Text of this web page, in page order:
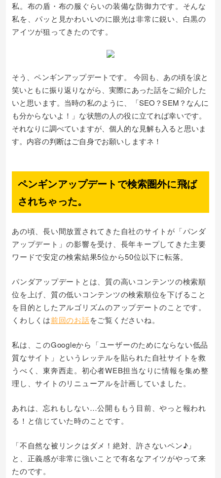
私。布の盾・布の服ぐらいの装備な防御力です。そんな
私を、パッと見かわいいのに眼光は非常に鋭い、白黒の
アイツが狙ってきたのです。
そう、ペンギンアップデートです。 今回も、あの頃を涙と
笑いともに振り返りながら、実際にあった話をご紹介した
いと思います。当時の私のように、「SEO？SEM？なんに
も分からないよ！」な状態の人の役に立てれば幸いです。
それなりに調べていますが、個人的な見解も入ると思いま
す。内容の判断はご自身でお願いしますネ！
ペンギンアップデートで検索圏外に飛ば
されちゃった。
あの頃、長い間放置されてきた自社のサイトが「パンダ
アップデート」の影響を受け、長年キープしてきた主要
ワードで安定の検索結果5位から50位以下に転落。
パンダアップデートとは、質の高いコンテンツの検索順
位を上げ、質の低いコンテンツの検索順位を下げること
を目的としたアルゴリズムのアップデートのことです。
くわしくは前回のお話をご覧くださいね。
私は、このGoogleから「ユーザーのためにならない低品
質なサイト」というレッテルを貼られた自社サイトを救
うべく、東奔西走。初心者WEB担当なりに情報を集め整
理し、サイトのリニューアルを計画していました。
あれは、忘れもしない…公開ももう目前、やっと報われ
る！と信じていた時のことです。
「不自然な被リンクはダメ！絶対、許さないペン♪」
と、正義感が非常に強いことで有名なアイツがやって来
たのです。